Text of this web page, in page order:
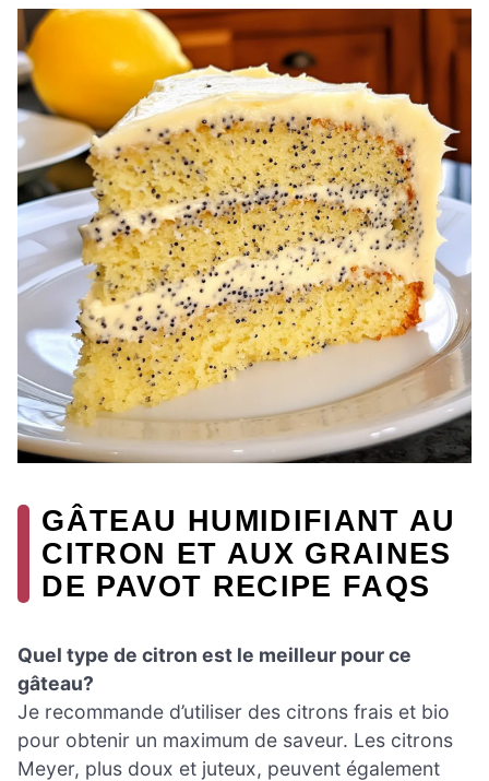
GÂTEAU HUMIDIFIANT AU
CITRON ET AUX GRAINES
DE PAVOT RECIPE FAQS
Quel type de citron est le meilleur pour ce
gâteau?
Je recommande d’utiliser des citrons frais et bio
pour obtenir un maximum de saveur. Les citrons
Meyer, plus doux et juteux, peuvent également